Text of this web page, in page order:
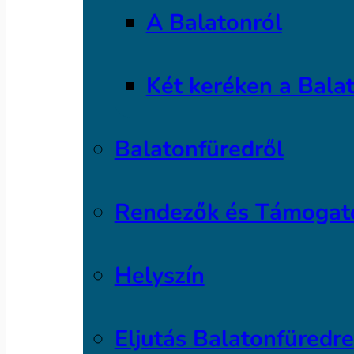
A Balatonról
Két keréken a
Balatonfüredről
Rendezők és
Helyszín
Eljutás Balatonfüredre